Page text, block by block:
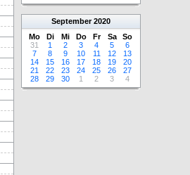
September 2020
Mo
Di Mi Do Fr Sa
So
31
1 2 3 4 5
6
7
8 9 10 11 12
13
14
15 16 17 18 19
20
21
22 23 24 25 26
27
28
29 30 1 2 3 4